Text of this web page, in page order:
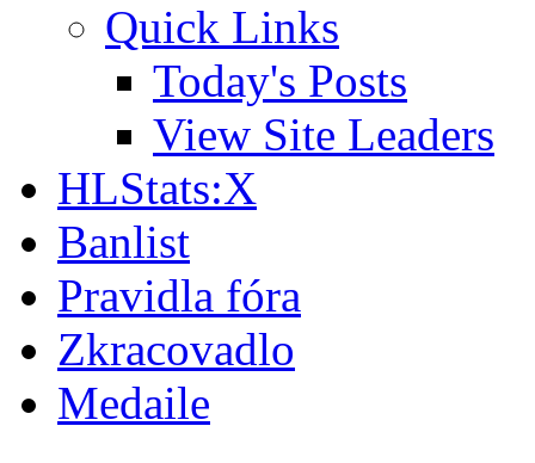
Quick Links
Today's Posts
View Site Leaders
HLStats:X
Banlist
Pravidla fóra
Zkracovadlo
Medaile